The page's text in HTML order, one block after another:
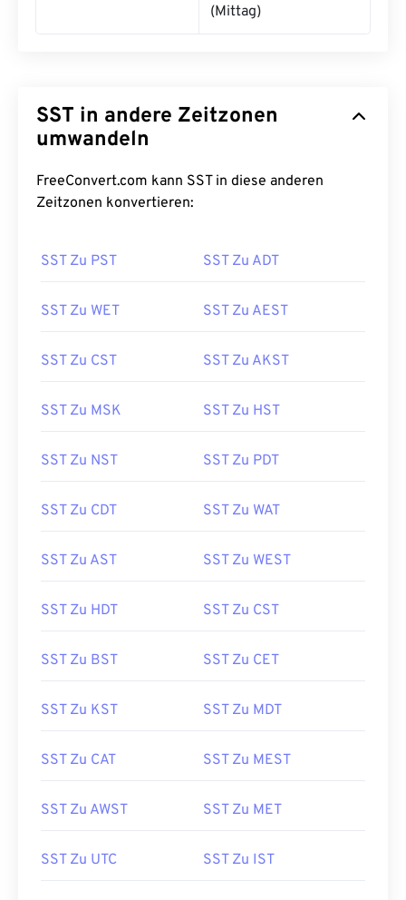
(Mittag)
SST in andere Zeitzonen
umwandeln
FreeConvert.com kann SST in diese anderen
Zeitzonen konvertieren:
SST Zu PST SST Zu ADT
SST Zu WET SST Zu AEST
SST Zu CST SST Zu AKST
SST Zu MSK SST Zu HST
SST Zu NST SST Zu PDT
SST Zu CDT SST Zu WAT
SST Zu AST SST Zu WEST
SST Zu HDT SST Zu CST
SST Zu BST SST Zu CET
SST Zu KST SST Zu MDT
SST Zu CAT SST Zu MEST
SST Zu AWST SST Zu MET
SST Zu UTC SST Zu IST